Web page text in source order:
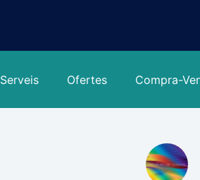
Serveis Ofertes Compra-